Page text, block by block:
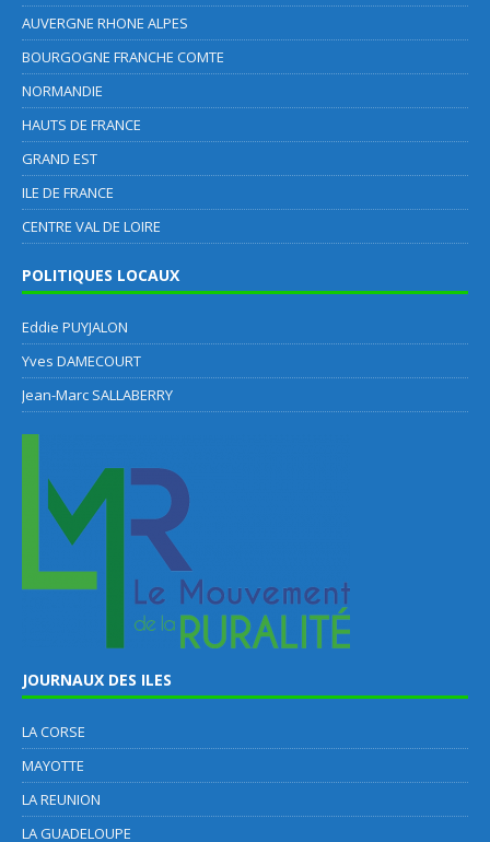
AUVERGNE RHONE ALPES
BOURGOGNE FRANCHE COMTE
NORMANDIE
HAUTS DE FRANCE
GRAND EST
ILE DE FRANCE
CENTRE VAL DE LOIRE
POLITIQUES LOCAUX
Eddie PUYJALON
Yves DAMECOURT
Jean-Marc SALLABERRY
JOURNAUX DES ILES
LA CORSE
MAYOTTE
LA REUNION
LA GUADELOUPE